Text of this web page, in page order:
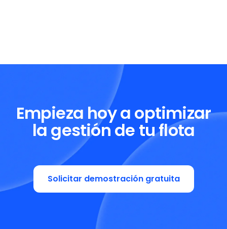
Empieza hoy a optimizar
la gestión de tu flota
Solicitar demostración gratuita